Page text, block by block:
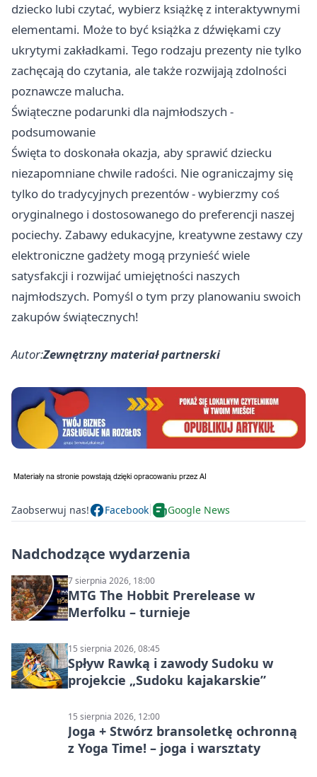
dziecko lubi czytać, wybierz książkę z interaktywnymi
elementami. Może to być książka z dźwiękami czy
ukrytymi zakładkami. Tego rodzaju prezenty nie tylko
zachęcają do czytania, ale także rozwijają zdolności
poznawcze malucha.
Świąteczne podarunki dla najmłodszych -
podsumowanie
Święta to doskonała okazja, aby sprawić dziecku
niezapomniane chwile radości. Nie ograniczajmy się
tylko do tradycyjnych prezentów - wybierzmy coś
oryginalnego i dostosowanego do preferencji naszej
pociechy. Zabawy edukacyjne, kreatywne zestawy czy
elektroniczne gadżety mogą przynieść wiele
satysfakcji i rozwijać umiejętności naszych
najmłodszych. Pomyśl o tym przy planowaniu swoich
zakupów świątecznych!
Autor:Zewnętrzny materiał partnerski
Zaobserwuj nas! Facebook Google News
Nadchodzące wydarzenia
7 sierpnia 2026, 18:00
MTG The Hobbit Prerelease w
Merfolku – turnieje
15 sierpnia 2026, 08:45
Spływ Rawką i zawody Sudoku w
projekcie „Sudoku kajakarskie”
15 sierpnia 2026, 12:00
Joga + Stwórz bransoletkę ochronną
z Yoga Time! – joga i warsztaty